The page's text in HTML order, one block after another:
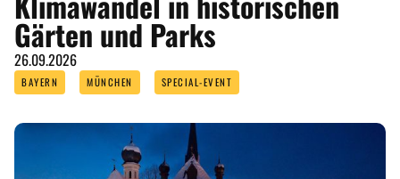
Gärten und Parks
26.09.2026
BAYERN MÜNCHEN SPECIAL-EVENT